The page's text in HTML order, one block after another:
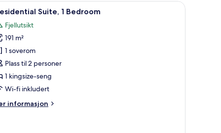
En 65-tommers LCD-TV med kabel-kanaler
11 Suite, 1 Bedroom
Fjellutsikt
191 m²
1 soverom
Plass til 2 personer
1 kingsize-seng
Wi-fi inkludert
informasjon